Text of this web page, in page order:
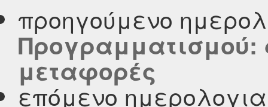
προηγούμενο
Προγραμματισμού:
μεταφορές
επόμενο